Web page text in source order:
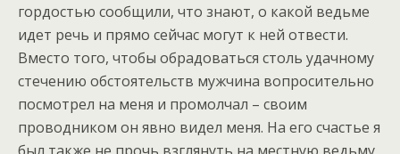
гордостью сообщили, что знают, о какой ведьме
идет речь и прямо сейчас могут к ней отвести.
Вместо того, чтобы обрадоваться столь удачному
стечению обстоятельств мужчина вопросительно
посмотрел на меня и промолчал – своим
проводником он явно видел меня. На его счастье я